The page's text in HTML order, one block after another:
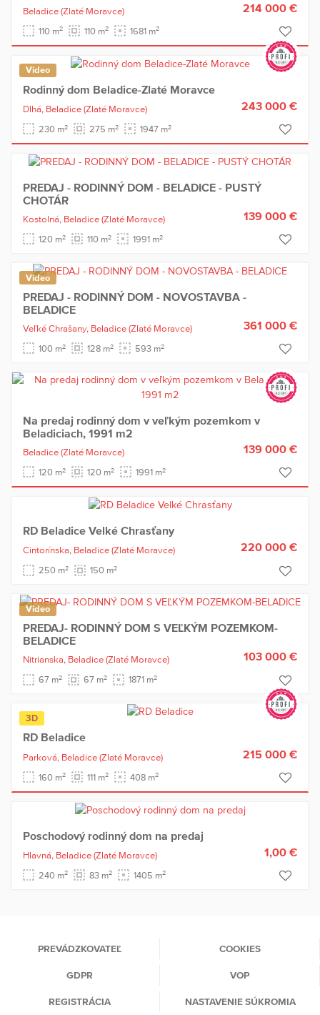
Beladice (Zlaté Moravce)
110 m2 110 m2 1681 m2
214 000 €
Video
Rodinný dom Beladice-Zlaté Moravce
Dlhá, Beladice (Zlaté Moravce)
230 m2 275 m2 1947 m2
243 000 €
PREDAJ - RODINNÝ DOM - BELADICE - PUSTÝ
CHOTÁR
Kostolná, Beladice (Zlaté Moravce)
120 m2 110 m2 1991 m2
139 000 €
Video
PREDAJ - RODINNÝ DOM - NOVOSTAVBA -
BELADICE
Veľké Chrašany, Beladice (Zlaté Moravce)
100 m2 128 m2 593 m2
361 000 €
Na predaj rodinný dom v veľkým pozemkom v
Beladiciach, 1991 m2
Beladice (Zlaté Moravce)
120 m2 120 m2 1991 m2
139 000 €
RD Beladice Velké Chrasťany
Cintorínska, Beladice (Zlaté Moravce)
250 m2 150 m2
220 000 €
Video
PREDAJ- RODINNÝ DOM S VEĽKÝM POZEMKOM-
BELADICE
Nitrianska, Beladice (Zlaté Moravce)
67 m2 67 m2 1871 m2
103 000 €
3D
RD Beladice
Parková, Beladice (Zlaté Moravce)
160 m2 111 m2 408 m2
215 000 €
Poschodový rodinný dom na predaj
Hlavná, Beladice (Zlaté Moravce)
240 m2 83 m2 1405 m2
1,00 €
PREVÁDZKOVATEĽ COOKIES
GDPR VOP
REGISTRÁCIA NASTAVENIE SÚKROMIA